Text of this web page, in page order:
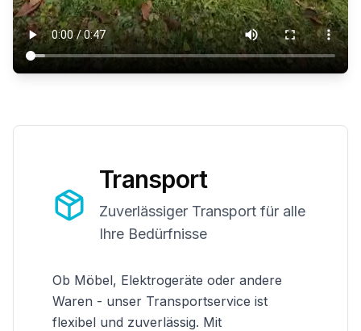
Transport
Zuverlässiger Transport für alle
Ihre Bedürfnisse
Ob Möbel, Elektrogeräte oder andere
Waren - unser Transportservice ist
flexibel und zuverlässig. Mit